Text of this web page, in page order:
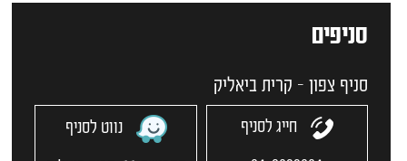
סניפים
סניף צפון - קרית ביאליק
חייג לסניף
נווט לסניף